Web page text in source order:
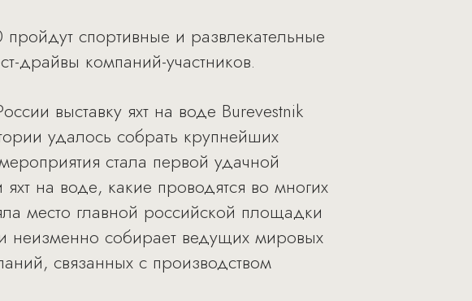
спортивные и развлекательные
драйвы компаний-участников.
выставку яхт на воде Burevestnik
удалось собрать крупнейших
стала первой удачной
на воде, какие проводятся во многих
место главной российской площадки
неизменно собирает ведущих мировых
связанных с производством